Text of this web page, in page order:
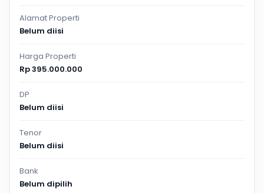
Alamat Properti
Belum diisi
Harga Properti
Rp 395.000.000
DP
Belum diisi
Tenor
Belum diisi
Bank
Belum dipilih